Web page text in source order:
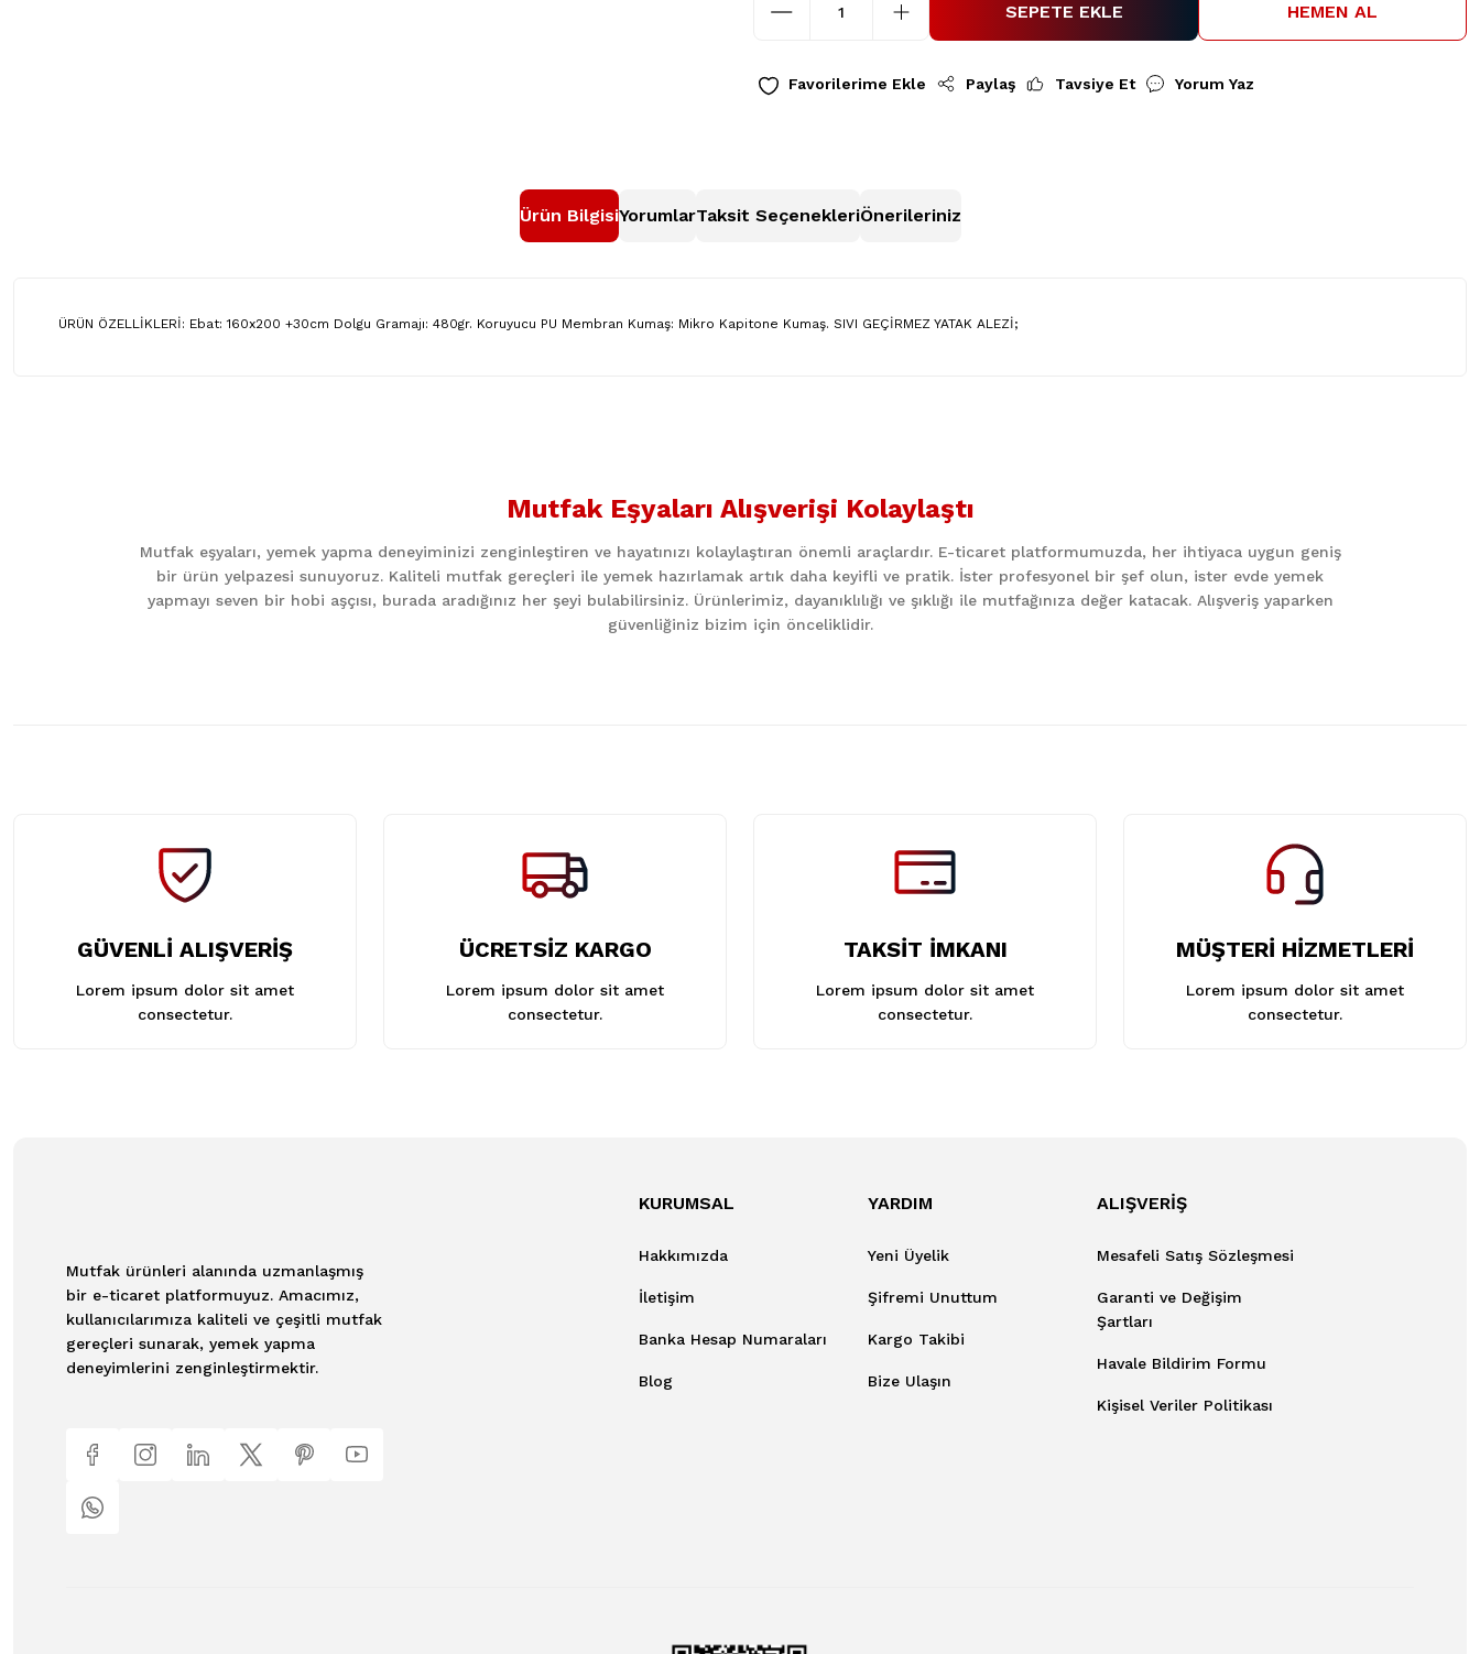
SEPETE EKLE HEMEN AL
Paylaş Tavsiye Et Yorum Yaz
Ürün BilgisiYorumlarTaksit SeçenekleriÖnerileriniz
ÜRÜN ÖZELLİKLERİ: Ebat: 160x200 +30cm Dolgu Gramajı: 480gr. Koruyucu PU Membran Kumaş: Mikro Kapitone Kumaş. SIVI GEÇİRMEZ YATAK ALEZİ;
Yorum Yaz
Ürün bilgilerinde hatalar bulunuyor.
Ürün fiyatı diğer sitelerden daha pahalı.
Mutfak Eşyaları Alışverişi Kolaylaştı
Mutfak eşyaları, yemek yapma deneyiminizi zenginleştiren ve hayatınızı kolaylaştıran önemli araçlardır. E-ticaret platformumuzda, her ihtiyaca uygun geniş
bir ürün yelpazesi sunuyoruz. Kaliteli mutfak gereçleri ile yemek hazırlamak artık daha keyifli ve pratik. İster profesyonel bir şef olun, ister evde yemek
yapmayı seven bir hobi aşçısı, burada aradığınız her şeyi bulabilirsiniz. Ürünlerimiz, dayanıklılığı ve şıklığı ile mutfağınıza değer katacak. Alışveriş yaparken
güvenliğiniz bizim için önceliklidir.
GÜVENLİ ALIŞVERİŞ
Lorem ipsum dolor sit amet
consectetur.
ÜCRETSİZ KARGO
Lorem ipsum dolor sit amet
consectetur.
TAKSİT İMKANI
Lorem ipsum dolor sit amet
consectetur.
MÜŞTERİ HİZMETLERİ
Lorem ipsum dolor sit amet
consectetur.
Mutfak ürünleri alanında uzmanlaşmış
bir e-ticaret platformuyuz. Amacımız,
kullanıcılarımıza kaliteli ve çeşitli mutfak
gereçleri sunarak, yemek yapma
deneyimlerini zenginleştirmektir.
KURUMSAL
Hakkımızda
İletişim
Banka Hesap Numaraları
Blog
YARDIM
Yeni Üyelik
Şifremi Unuttum
Kargo Takibi
Bize Ulaşın
ALIŞVERİŞ
Mesafeli Satış Sözleşmesi
Garanti ve Değişim
Şartları
Havale Bildirim Formu
Kişisel Veriler Politikası